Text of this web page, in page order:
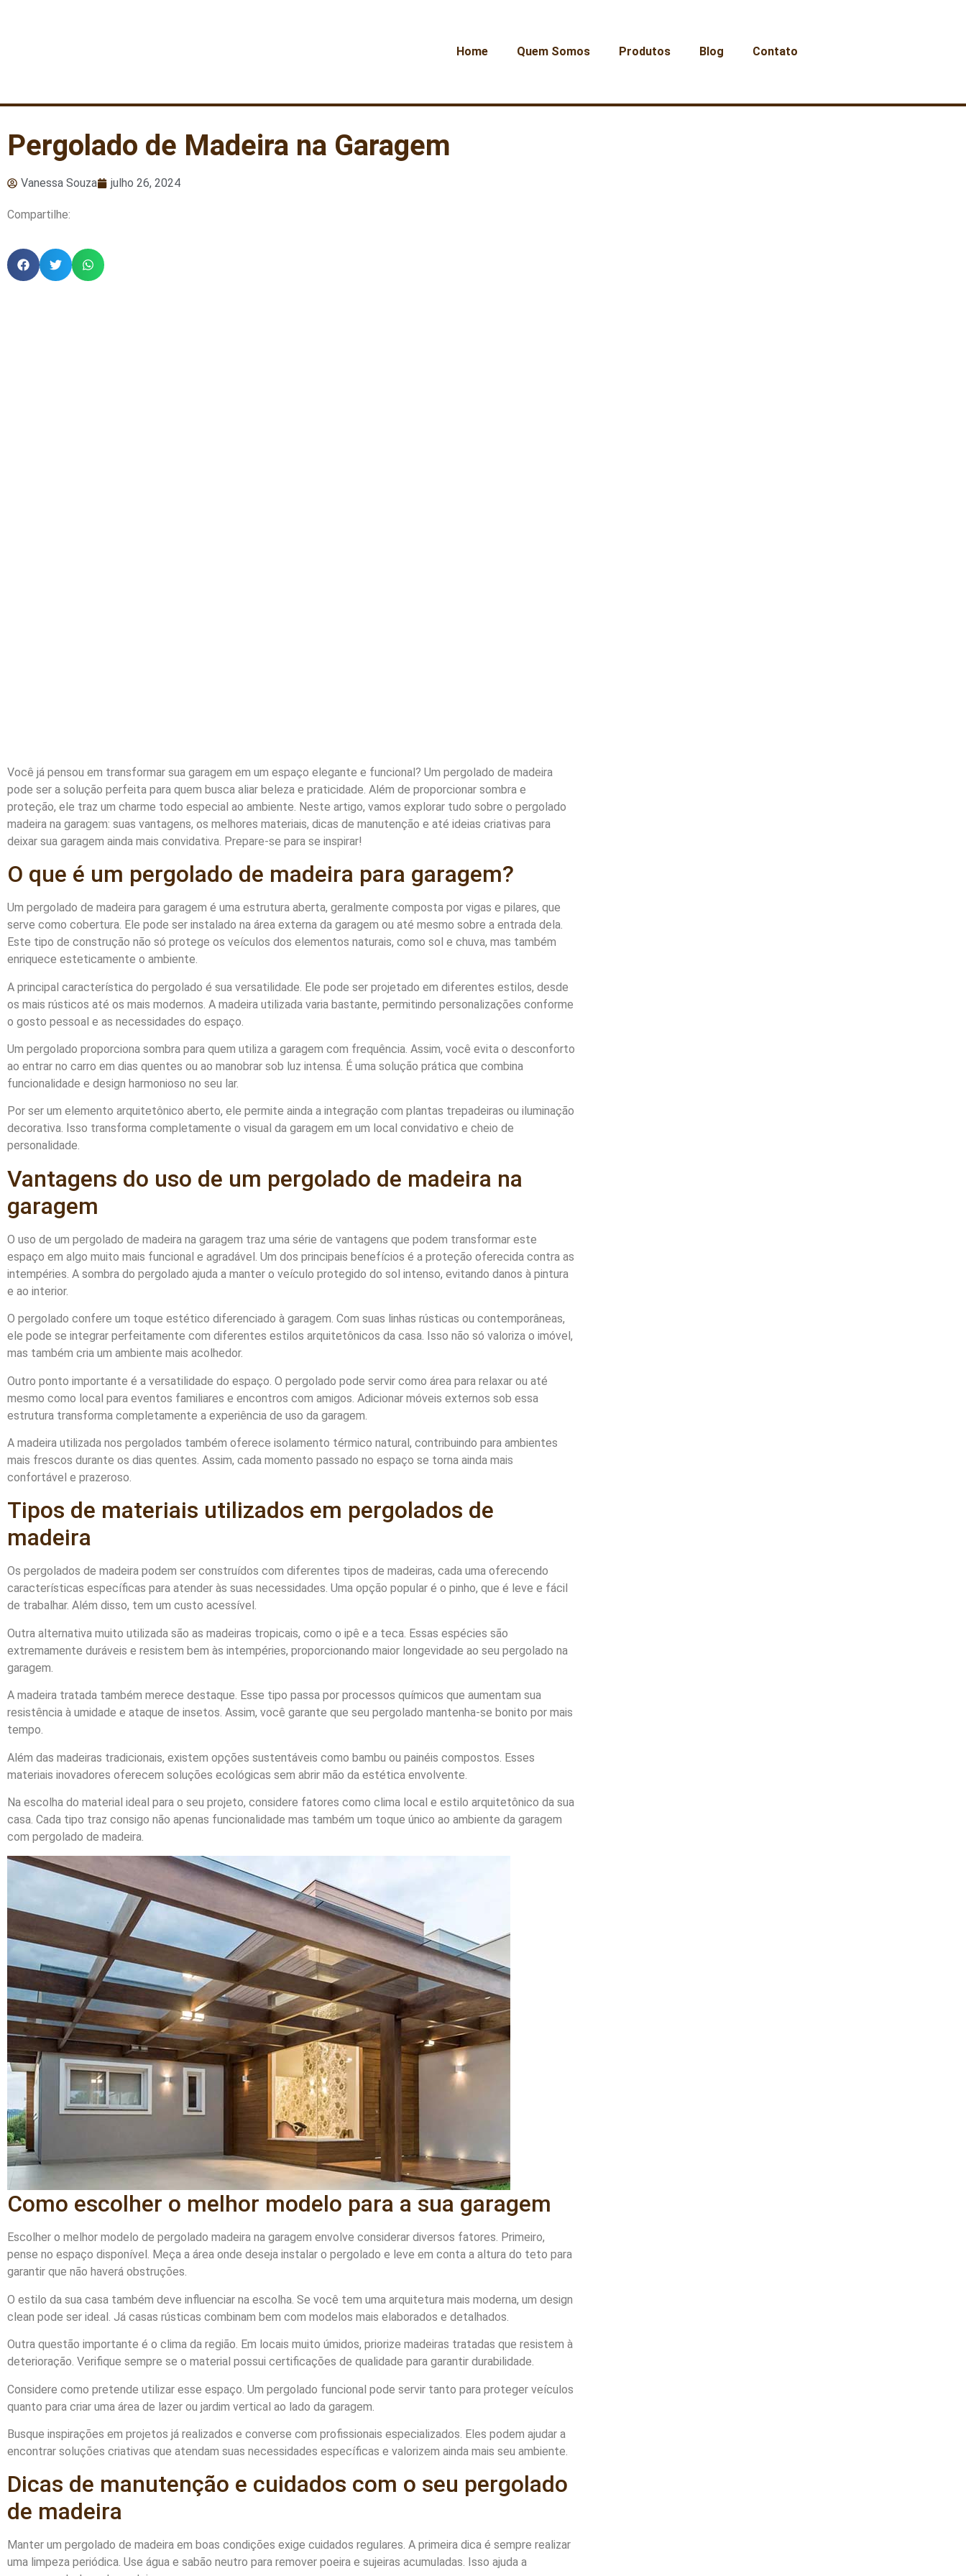
Home Quem Somos Produtos Blog Contato
Pergolado de Madeira na Garagem
Vanessa Souza julho 26, 2024
Compartilhe:
Você já pensou em transformar sua garagem em um espaço elegante e funcional? Um pergolado de madeira
pode ser a solução perfeita para quem busca aliar beleza e praticidade. Além de proporcionar sombra e
proteção, ele traz um charme todo especial ao ambiente. Neste artigo, vamos explorar tudo sobre o pergolado
madeira na garagem: suas vantagens, os melhores materiais, dicas de manutenção e até ideias criativas para
deixar sua garagem ainda mais convidativa. Prepare-se para se inspirar!
O que é um pergolado de madeira para garagem?
Um pergolado de madeira para garagem é uma estrutura aberta, geralmente composta por vigas e pilares, que
serve como cobertura. Ele pode ser instalado na área externa da garagem ou até mesmo sobre a entrada dela.
Este tipo de construção não só protege os veículos dos elementos naturais, como sol e chuva, mas também
enriquece esteticamente o ambiente.
A principal característica do pergolado é sua versatilidade. Ele pode ser projetado em diferentes estilos, desde
os mais rústicos até os mais modernos. A madeira utilizada varia bastante, permitindo personalizações conforme
o gosto pessoal e as necessidades do espaço.
Um pergolado proporciona sombra para quem utiliza a garagem com frequência. Assim, você evita o desconforto
ao entrar no carro em dias quentes ou ao manobrar sob luz intensa. É uma solução prática que combina
funcionalidade e design harmonioso no seu lar.
Por ser um elemento arquitetônico aberto, ele permite ainda a integração com plantas trepadeiras ou iluminação
decorativa. Isso transforma completamente o visual da garagem em um local convidativo e cheio de
personalidade.
Vantagens do uso de um pergolado de madeira na
garagem
O uso de um pergolado de madeira na garagem traz uma série de vantagens que podem transformar este
espaço em algo muito mais funcional e agradável. Um dos principais benefícios é a proteção oferecida contra as
intempéries. A sombra do pergolado ajuda a manter o veículo protegido do sol intenso, evitando danos à pintura
e ao interior.
O pergolado confere um toque estético diferenciado à garagem. Com suas linhas rústicas ou contemporâneas,
ele pode se integrar perfeitamente com diferentes estilos arquitetônicos da casa. Isso não só valoriza o imóvel,
mas também cria um ambiente mais acolhedor.
Outro ponto importante é a versatilidade do espaço. O pergolado pode servir como área para relaxar ou até
mesmo como local para eventos familiares e encontros com amigos. Adicionar móveis externos sob essa
estrutura transforma completamente a experiência de uso da garagem.
A madeira utilizada nos pergolados também oferece isolamento térmico natural, contribuindo para ambientes
mais frescos durante os dias quentes. Assim, cada momento passado no espaço se torna ainda mais
confortável e prazeroso.
Tipos de materiais utilizados em pergolados de
madeira
Os pergolados de madeira podem ser construídos com diferentes tipos de madeiras, cada uma oferecendo
características específicas para atender às suas necessidades. Uma opção popular é o pinho, que é leve e fácil
de trabalhar. Além disso, tem um custo acessível.
Outra alternativa muito utilizada são as madeiras tropicais, como o ipê e a teca. Essas espécies são
extremamente duráveis e resistem bem às intempéries, proporcionando maior longevidade ao seu pergolado na
garagem.
A madeira tratada também merece destaque. Esse tipo passa por processos químicos que aumentam sua
resistência à umidade e ataque de insetos. Assim, você garante que seu pergolado mantenha-se bonito por mais
tempo.
Além das madeiras tradicionais, existem opções sustentáveis como bambu ou painéis compostos. Esses
materiais inovadores oferecem soluções ecológicas sem abrir mão da estética envolvente.
Na escolha do material ideal para o seu projeto, considere fatores como clima local e estilo arquitetônico da sua
casa. Cada tipo traz consigo não apenas funcionalidade mas também um toque único ao ambiente da garagem
com pergolado de madeira.
Como escolher o melhor modelo para a sua garagem
Escolher o melhor modelo de pergolado madeira na garagem envolve considerar diversos fatores. Primeiro,
pense no espaço disponível. Meça a área onde deseja instalar o pergolado e leve em conta a altura do teto para
garantir que não haverá obstruções.
O estilo da sua casa também deve influenciar na escolha. Se você tem uma arquitetura mais moderna, um design
clean pode ser ideal. Já casas rústicas combinam bem com modelos mais elaborados e detalhados.
Outra questão importante é o clima da região. Em locais muito úmidos, priorize madeiras tratadas que resistem à
deterioração. Verifique sempre se o material possui certificações de qualidade para garantir durabilidade.
Considere como pretende utilizar esse espaço. Um pergolado funcional pode servir tanto para proteger veículos
quanto para criar uma área de lazer ou jardim vertical ao lado da garagem.
Busque inspirações em projetos já realizados e converse com profissionais especializados. Eles podem ajudar a
encontrar soluções criativas que atendam suas necessidades específicas e valorizem ainda mais seu ambiente.
Dicas de manutenção e cuidados com o seu pergolado
de madeira
Manter um pergolado de madeira em boas condições exige cuidados regulares. A primeira dica é sempre realizar
uma limpeza periódica. Use água e sabão neutro para remover poeira e sujeiras acumuladas. Isso ajuda a